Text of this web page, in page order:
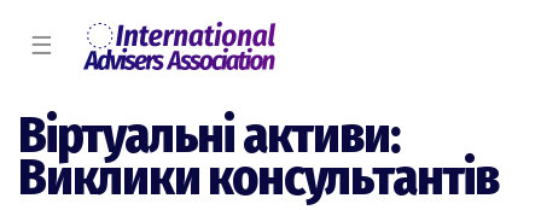
☰
Віртуальні активи:
Виклики консультантів